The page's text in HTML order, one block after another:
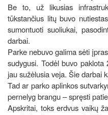
Be to, už likusias
tūkstančius litų buvo
sumontuoti suoliukai,
darbai.
Parke nebuvo galima sėti
sudygusi. Todėl buvo
jau sužėlusia veja. Šie darbai
Tad ar parko aplinkos
pernelyg brangu – spręsti
Apskritai, toks erdvus vaikų